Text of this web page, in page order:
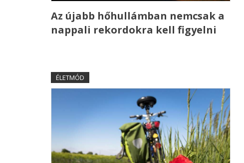
Az újabb hőhullámban nemcsak a
nappali rekordokra kell figyelni
ÉLETMÓD